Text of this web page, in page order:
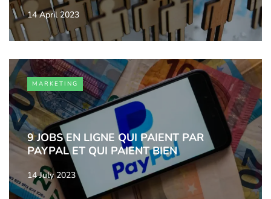
14 April 2023
MARKETING
9 JOBS EN LIGNE QUI PAIENT PAR
PAYPAL ET QUI PAIENT BIEN
14 July 2023